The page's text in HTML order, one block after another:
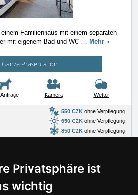
Privatsphäre ist
wichtig
Familienhaus mit einem separaten
mit eigenem Bad und WC … Mehr »
Ganze Präsentation
Kamera Wetter
550 CZK ohne Verpflegung
650 CZK ohne Verpflegung
850 CZK ohne Verpflegung
Folgend >>>
1 2 3 4 5